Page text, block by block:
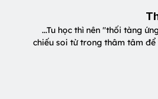
...Tu học thì nên "thối tàng
chiếu soi từ trong thâm tâm